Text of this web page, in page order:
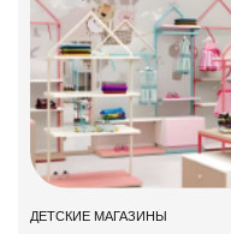
ДЕТСКИЕ МАГАЗИНЫ